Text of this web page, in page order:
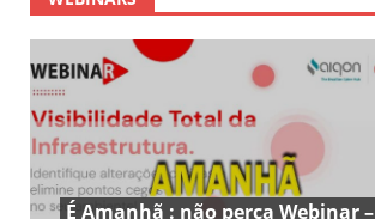
É Amanhã : não perca Webinar –